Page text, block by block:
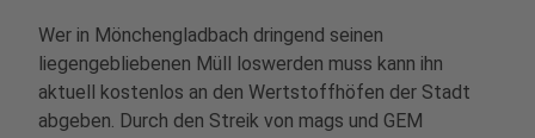
Wer in Mönchengladbach dringend seinen
liegengebliebenen Müll loswerden muss kann ihn
aktuell kostenlos an den Wertstoffhöfen der Stadt
abgeben. Durch den Streik von mags und GEM